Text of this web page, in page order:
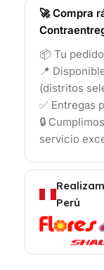
🚀 Compra
📦 Tu
📍
(distritos
✅ Entregas
🔒
servicio
Perú